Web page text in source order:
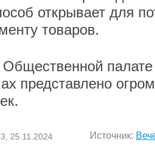
открывает для
товаров.
Общественной
представлено
25.11.2024 Источник: